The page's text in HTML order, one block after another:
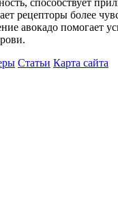
рецепторы более
авокадо помогает
Статьи Карта сайта